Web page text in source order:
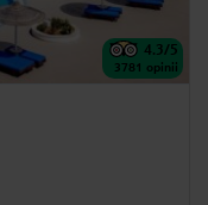
4.3/5
3781 opinii